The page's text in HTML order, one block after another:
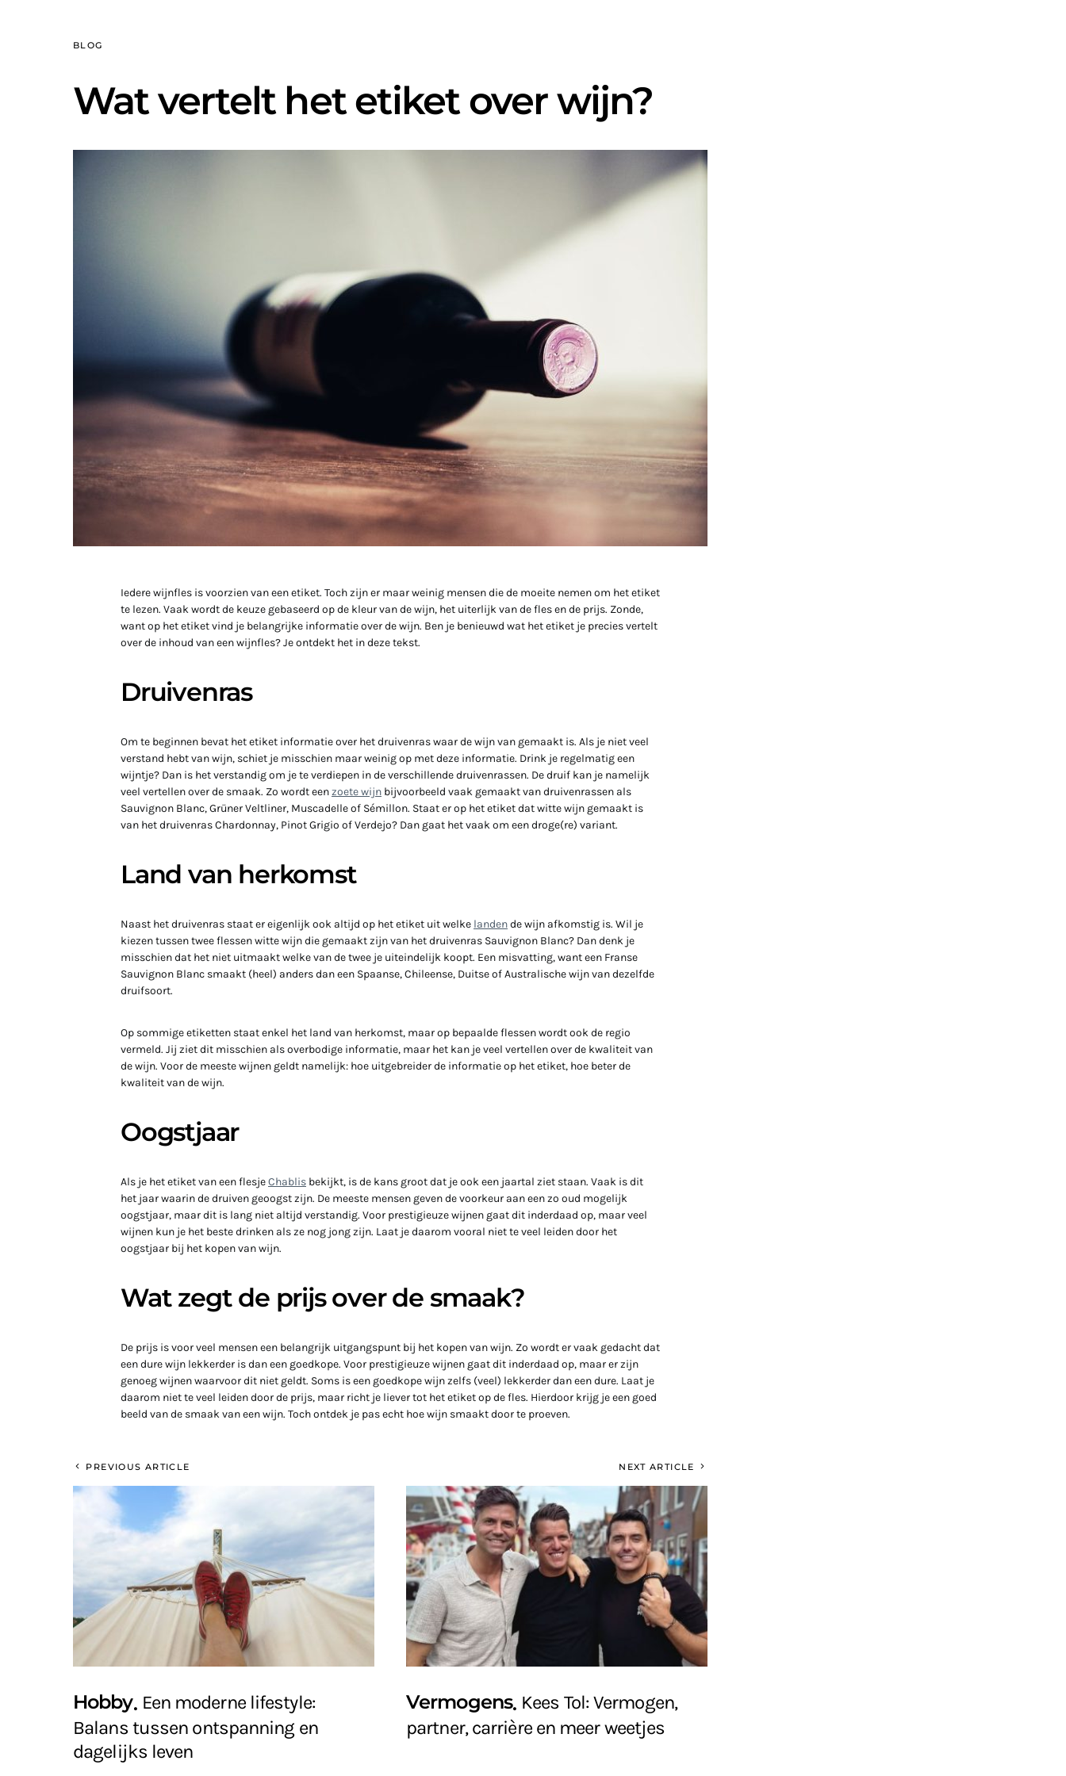
BLOG
Wat vertelt het etiket over wijn?
Iedere wijnfles is voorzien van een etiket. Toch zijn er maar weinig mensen die de moeite nemen om het etiket
te lezen. Vaak wordt de keuze gebaseerd op de kleur van de wijn, het uiterlijk van de fles en de prijs. Zonde,
want op het etiket vind je belangrijke informatie over de wijn. Ben je benieuwd wat het etiket je precies vertelt
over de inhoud van een wijnfles? Je ontdekt het in deze tekst.
Druivenras
Om te beginnen bevat het etiket informatie over het druivenras waar de wijn van gemaakt is. Als je niet veel
verstand hebt van wijn, schiet je misschien maar weinig op met deze informatie. Drink je regelmatig een
wijntje? Dan is het verstandig om je te verdiepen in de verschillende druivenrassen. De druif kan je namelijk
veel vertellen over de smaak. Zo wordt eenzoete wijn bijvoorbeeld vaak gemaakt van druivenrassen als
Sauvignon Blanc, Grüner Veltliner, Muscadelle of Sémillon. Staat er op het etiket dat witte wijn gemaakt is
van het druivenras Chardonnay, Pinot Grigio of Verdejo? Dan gaat het vaak om een droge(re) variant.
Land van herkomst
Naast het druivenras staat er eigenlijk ook altijd op het etiket uit welke landende wijn afkomstig is. Wil je
kiezen tussen twee flessen witte wijn die gemaakt zijn van het druivenras Sauvignon Blanc? Dan denk je
misschien dat het niet uitmaakt welke van de twee je uiteindelijk koopt. Een misvatting, want een Franse
Sauvignon Blanc smaakt (heel) anders dan een Spaanse, Chileense, Duitse of Australische wijn van dezelfde
druifsoort.
Op sommige etiketten staat enkel het land van herkomst, maar op bepaalde flessen wordt ook de regio
vermeld. Jij ziet dit misschien als overbodige informatie, maar het kan je veel vertellen over de kwaliteit van
de wijn. Voor de meeste wijnen geldt namelijk: hoe uitgebreider de informatie op het etiket, hoe beter de
kwaliteit van de wijn.
Oogstjaar
Als je het etiket van een flesjeChablis bekijkt, is de kans groot dat je ook een jaartal ziet staan. Vaak is dit
het jaar waarin de druiven geoogst zijn. De meeste mensen geven de voorkeur aan een zo oud mogelijk
oogstjaar, maar dit is lang niet altijd verstandig. Voor prestigieuze wijnen gaat dit inderdaad op, maar veel
wijnen kun je het beste drinken als ze nog jong zijn. Laat je daarom vooral niet te veel leiden door het
oogstjaar bij het kopen van wijn.
Wat zegt de prijs over de smaak?
De prijs is voor veel mensen een belangrijk uitgangspunt bij het kopen van wijn. Zo wordt er vaak gedacht dat
een dure wijn lekkerder is dan een goedkope. Voor prestigieuze wijnen gaat dit inderdaad op, maar er zijn
genoeg wijnen waarvoor dit niet geldt. Soms is een goedkope wijn zelfs (veel) lekkerder dan een dure. Laat je
daarom niet te veel leiden door de prijs, maar richt je liever tot het etiket op de fles. Hierdoor krijg je een goed
beeld van de smaak van een wijn. Toch ontdek je pas echt hoe wijn smaakt door te proeven.
PREVIOUS ARTICLE
Hobby Een moderne lifestyle:
Balans tussen ontspanning en
dagelijks leven
NEXT ARTICLE
Vermogens Kees Tol: Vermogen,
partner, carrière en meer weetjes